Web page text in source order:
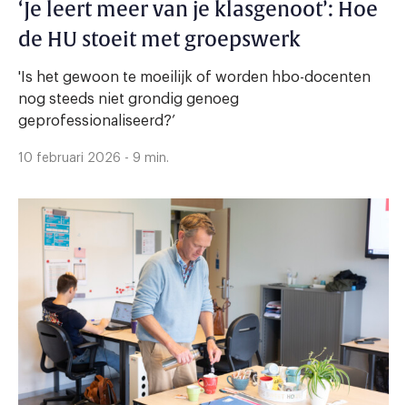
‘Je leert meer van je klasgenoot’: Hoe
de HU stoeit met groepswerk
'Is het gewoon te moeilijk of worden hbo-docenten
nog steeds niet grondig genoeg
geprofessionaliseerd?’
10 februari 2026 - 9 min.